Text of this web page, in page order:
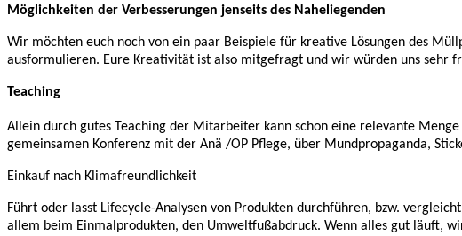
Möglichkeiten der Verbesserungen jenseits des Naheliegenden
Wir möchten euch noch von ein paar Beispiele für kreative Lösungen des
ausformulieren. Eure Kreativität ist also mitgefragt und wir würden uns sehr
Teaching
Allein durch gutes Teaching der Mitarbeiter kann schon eine relevante
gemeinsamen Konferenz mit der Anä /OP Pflege, über Mundpropaganda,
Einkauf nach Klimafreundlichkeit
Führt oder lasst Lifecycle-Analysen von Produkten durchführen, bzw.
allem beim Einmalprodukten, den Umweltfußabdruck. Wenn alles gut läuft,